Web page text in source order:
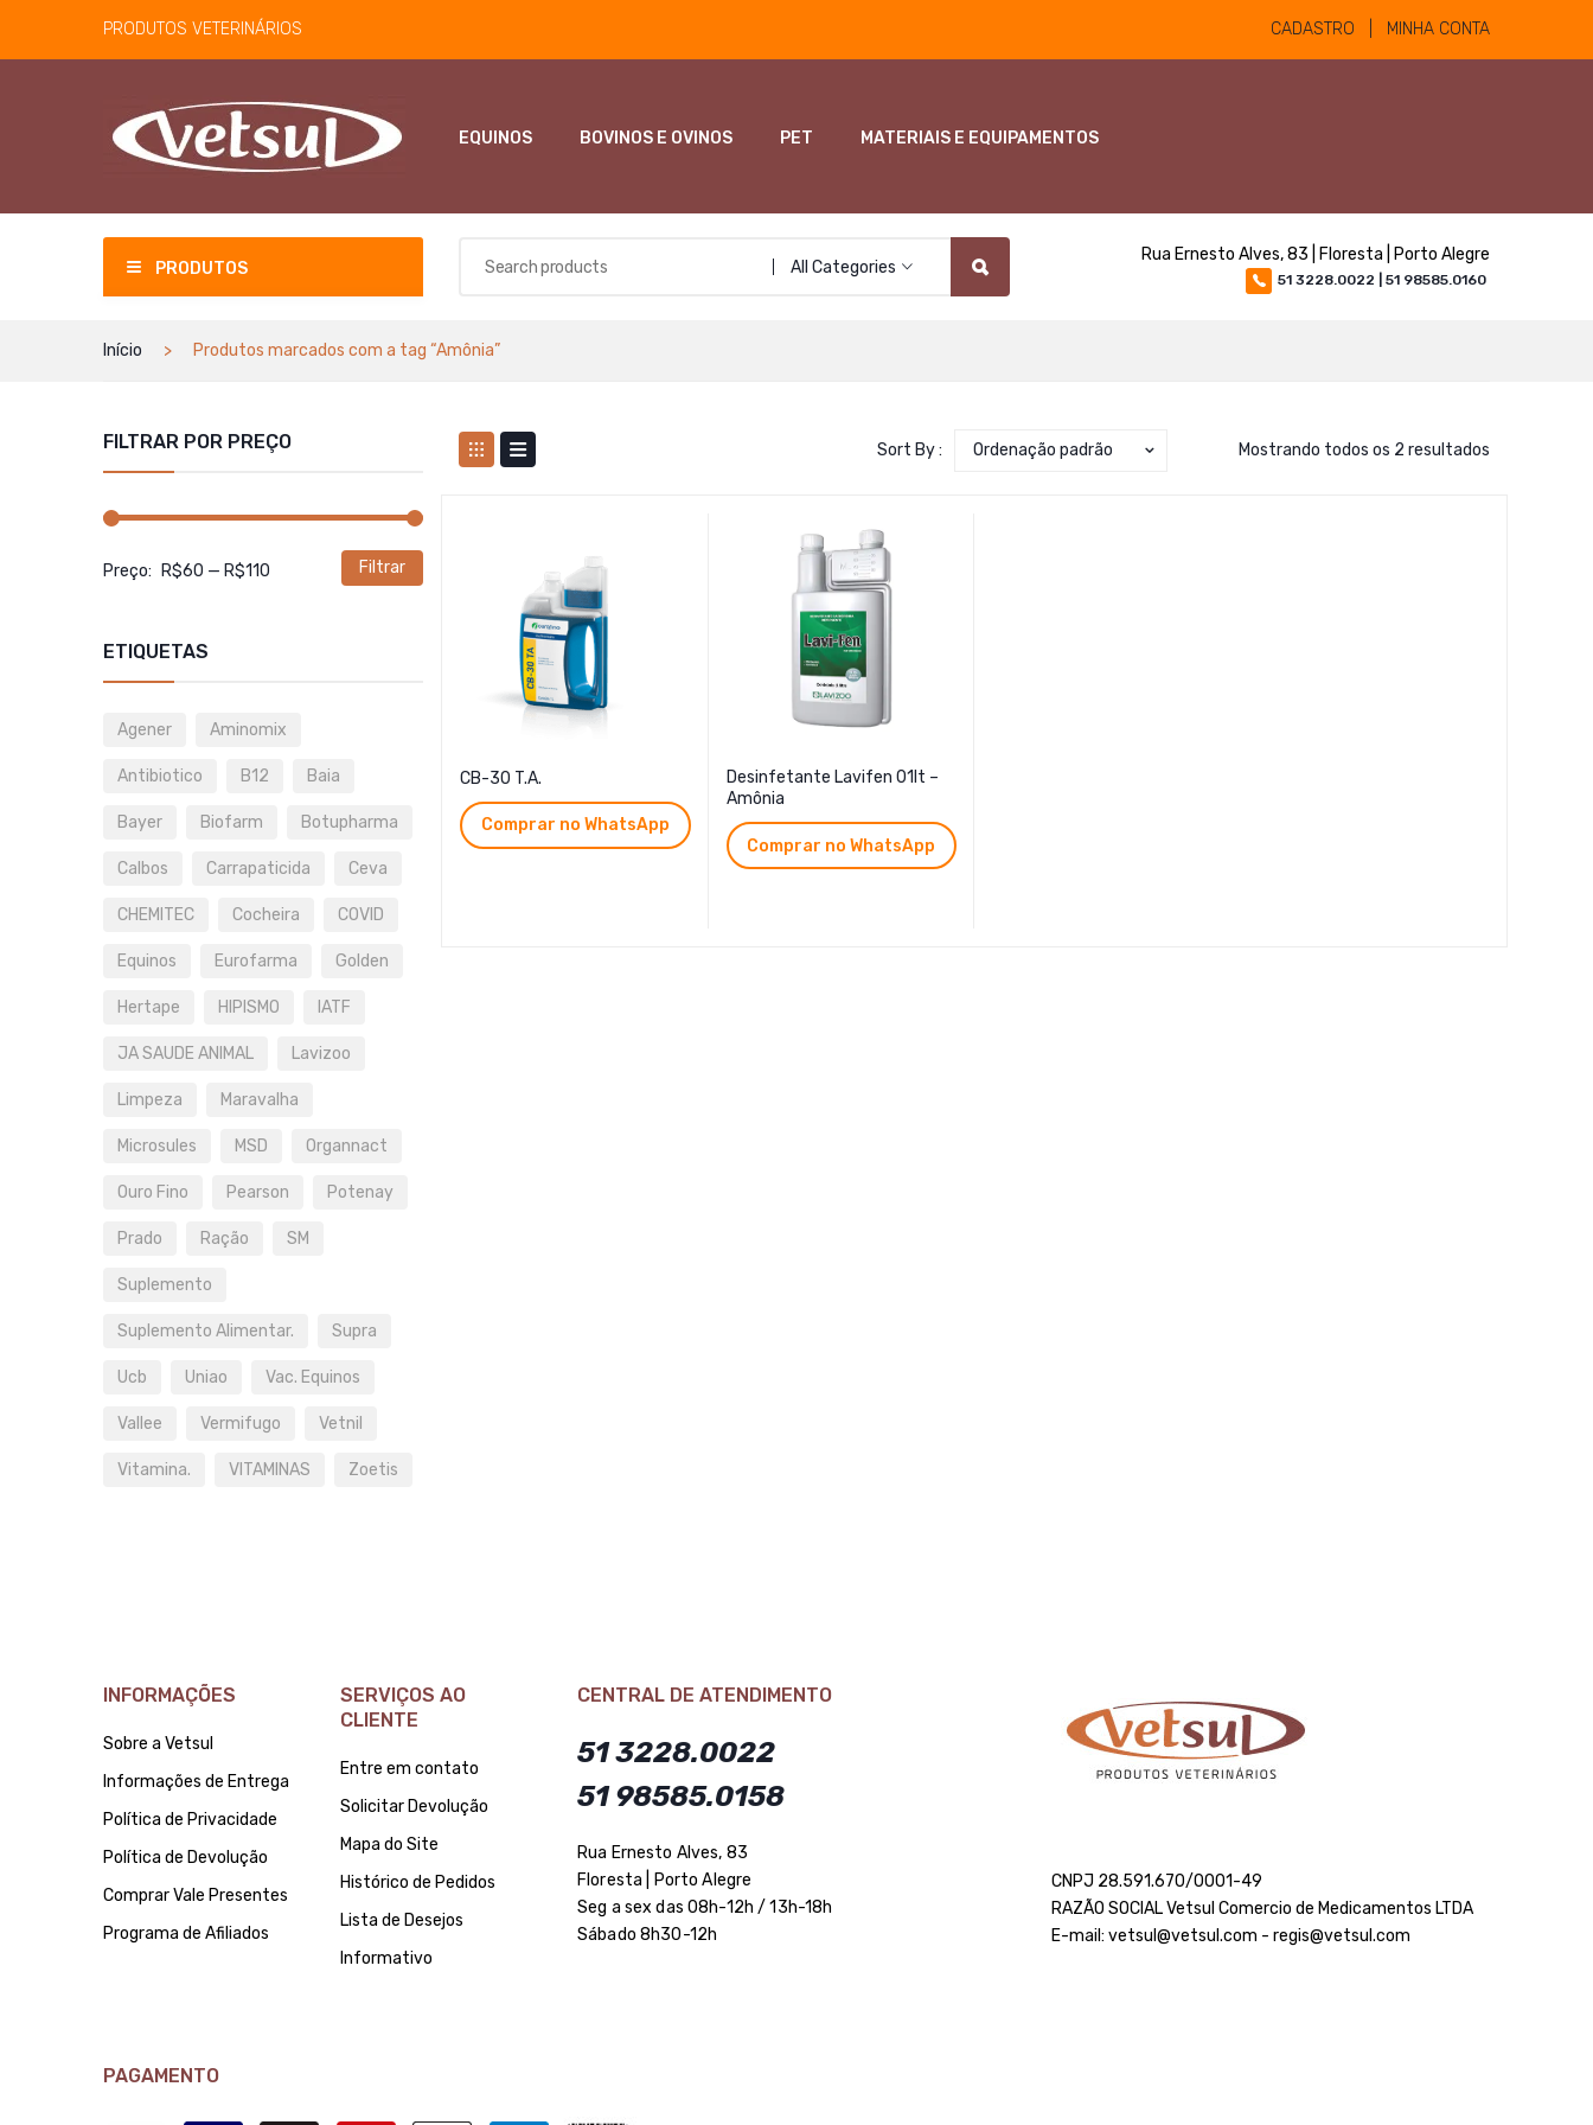
PRODUTOS VETERINÁRIOS CADASTRO | MINHA CONTA
EQUINOS BOVINOS E OVINOS PET MATERIAIS E EQUIPAMENTOS
PRODUTOS All Categories
Rua Ernesto Alves, 83 | Floresta | Porto Alegre
51 3228.0022 | 51 98585.0160
Início Produtos marcados com a tag “Amônia”
FILTRAR POR PREÇO
Filtrar
Preço: R$60 — R$110
ETIQUETAS
Agener Aminomix
Antibiotico B12 Baia
Bayer Biofarm Botupharma
Calbos Carrapaticida Ceva
CHEMITEC Cocheira COVID
Equinos Eurofarma Golden
Hertape HIPISMO IATF
JA SAUDE ANIMAL Lavizoo
Limpeza Maravalha
Microsules MSD Organnact
Ouro Fino Pearson Potenay
Prado Ração SM
Suplemento
Suplemento Alimentar. Supra
Ucb Uniao Vac. Equinos
Vallee Vermifugo Vetnil
Vitamina. VITAMINAS Zoetis
Mostrando todos os 2 resultados
Sort By : Ordenação padrão
CB-30 T.A.
Comprar no WhatsApp
Desinfetante Lavifen 01lt –
Amônia
Comprar no WhatsApp
INFORMAÇÕES
Sobre a Vetsul
Informações de Entrega
Política de Privacidade
Política de Devolução
Comprar Vale Presentes
Programa de Afiliados
SERVIÇOS AO
CLIENTE
Entre em contato
Solicitar Devolução
Mapa do Site
Histórico de Pedidos
Lista de Desejos
Informativo
CENTRAL DE ATENDIMENTO
51 3228.0022
51 98585.0158
Rua Ernesto Alves, 83
Floresta | Porto Alegre
Seg a sex das 08h-12h / 13h-18h
Sábado 8h30-12h
CNPJ 28.591.670/0001-49
RAZÃO SOCIAL Vetsul Comercio de Medicamentos LTDA
E-mail: vetsul@vetsul.com - regis@vetsul.com
PAGAMENTO